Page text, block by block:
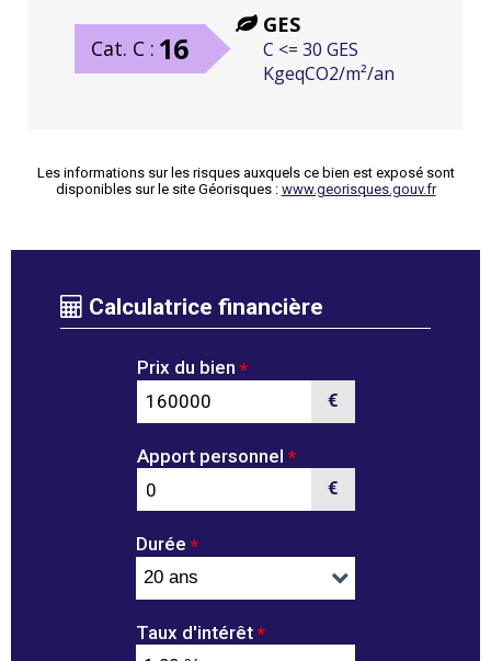
Cat. C : 16
GES
C <= 30 GES
KgeqCO2/m²/an
Les informations sur les risques auxquels ce bien est exposé sont
disponibles sur le site Géorisques : www.georisques.gouv.fr
Calculatrice financière
Prix du bien *
€
Apport personnel *
€
Durée *
Taux d'intérêt *